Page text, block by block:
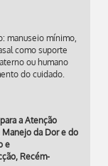
manuseio mínimo,
como suporte
ou humano
do cuidado.
a Atenção
Manejo da Dor e do
e
, Recém-